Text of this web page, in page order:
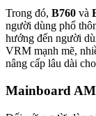
Trong đó, B760 và
người dùng phổ
hướng đến người
VRM mạnh mẽ,
nâng cấp lâu dài
Mainboard